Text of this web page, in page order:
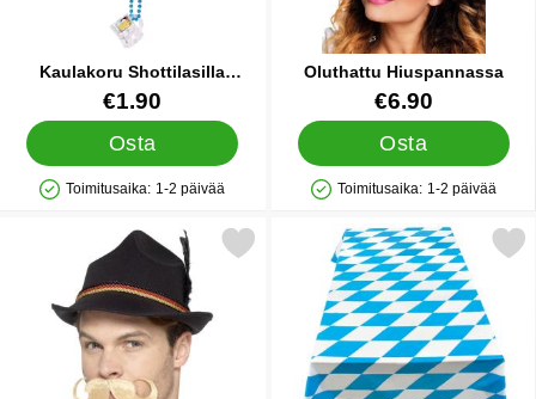
Kaulakoru Shottilasilla
Oktoberfest
Tuote.nro 38639
€1.90
Osta
Saatavuus: Varastossa
Toimitusaika: 1-2 päivää
Oluthattu Hiuspannassa
Tuote.nro 13122
€6.90
Osta
Saatavuus: Varastossa
Toimitusaika: 1-2 päivää
Merkitse tirolilaishattu Musta suosikiksiMerkitse oktoberfest